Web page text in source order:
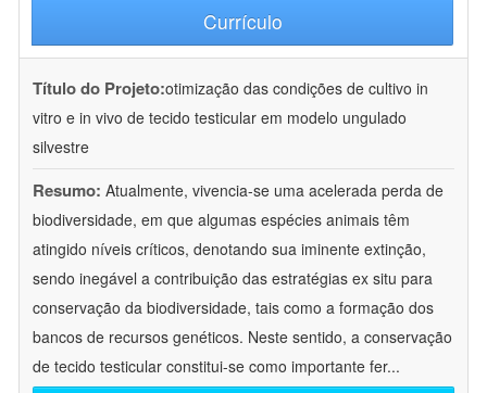
Currículo
Título do Projeto:otimização das condições de cultivo in
vitro e in vivo de tecido testicular em modelo ungulado
silvestre
Resumo: Atualmente, vivencia-se uma acelerada perda de
biodiversidade, em que algumas espécies animais têm
atingido níveis críticos, denotando sua iminente extinção,
sendo inegável a contribuição das estratégias ex situ para
conservação da biodiversidade, tais como a formação dos
bancos de recursos genéticos. Neste sentido, a conservação
de tecido testicular constitui-se como importante fer...